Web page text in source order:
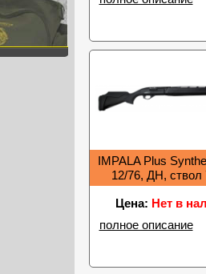
IMPALA Plus
12/76, ДН,
Цена: Нет в
полное описание